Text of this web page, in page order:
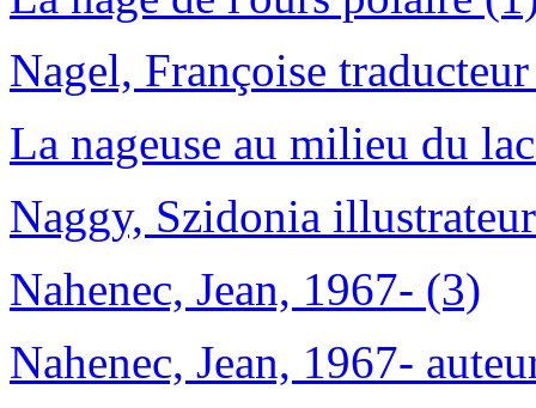
Nagel, Françoise
La nageuse au milieu du
Naggy, Szidonia
Nahenec, Jean, 1967- (3)
Nahenec, Jean, 1967-